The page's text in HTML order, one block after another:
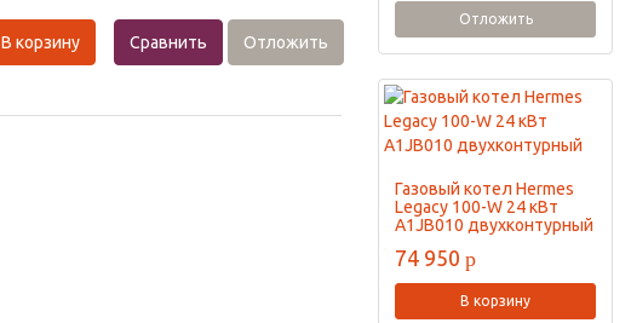
В корзину Сравнить Отложить
Отложить
Газовый котел Hermes
Legacy 100-W 24 кВт
A1JB010 двухконтурный
74 950 p
В корзину